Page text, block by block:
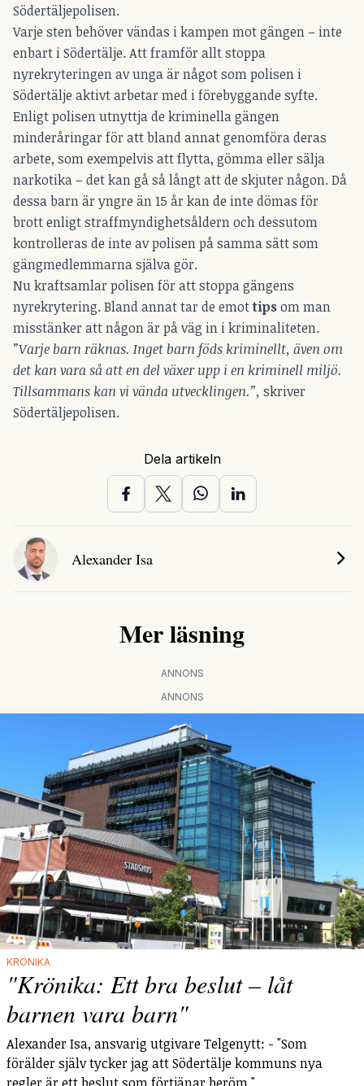
Södertäljepolisen.
Varje sten behöver vändas i kampen mot gängen – inte
enbart i Södertälje. Att framför allt stoppa
nyrekryteringen av unga är något som polisen i
Södertälje aktivt arbetar med i förebyggande syfte.
Enligt polisen utnyttja de kriminella gängen
minderåringar för att bland annat genomföra deras
arbete, som exempelvis att flytta, gömma eller sälja
narkotika – det kan gå så långt att de skjuter någon. Då
dessa barn är yngre än 15 år kan de inte dömas för
brott enligt straffmyndighetsåldern och dessutom
kontrolleras de inte av polisen på samma sätt som
gängmedlemmarna själva gör.
Nu kraftsamlar polisen för att stoppa gängens
nyrekrytering. Bland annat tar de emottipsom man
misstänker att någon är på väg in i kriminaliteten.
”Varje barn räknas. Inget barn föds kriminellt, även om
det kan vara så att en del växer upp i en kriminell miljö.
Tillsammans kan vi vända utvecklingen.”, skriver
Södertäljepolisen.
Dela artikeln
Alexander Isa
Mer läsning
ANNONS
ANNONS
KRÖNIKA
"Krönika: Ett bra beslut – låt
barnen vara barn"
Alexander Isa, ansvarig utgivare Telgenytt: - "Som
förälder själv tycker jag att Södertälje kommuns nya